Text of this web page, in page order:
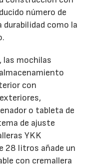
número de
como la
las mochilas
con
o tableta de
de ajuste
YKK
28 litros añade un
con cremallera